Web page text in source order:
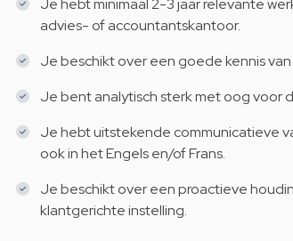
Je hebt minimaal 2-3 jaar relevante
advies- of accountantskantoor.
Je beschikt over een goede kennis
Je bent analytisch sterk met oog voor
Je hebt uitstekende communicatieve
ook in het Engels en/of Frans.
Je beschikt over een proactieve
klantgerichte instelling.